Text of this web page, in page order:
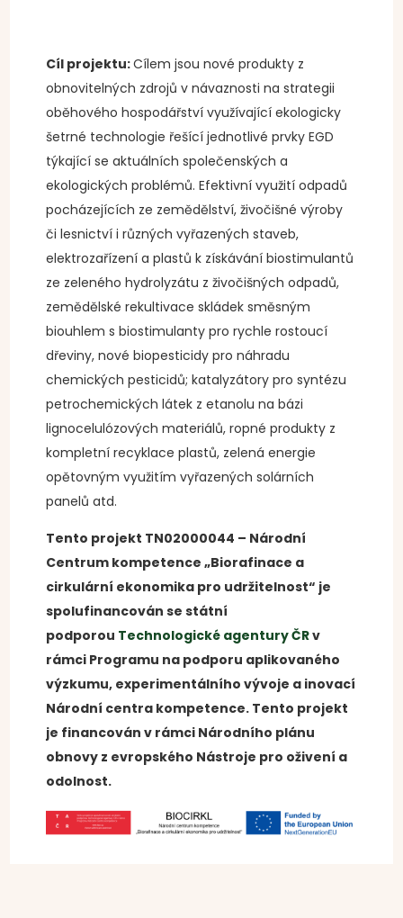
Cíl projektu:Cílem jsou nové produkty z
obnovitelných zdrojů v návaznosti na strategii
oběhového hospodářství využívající ekologicky
šetrné technologie řešící jednotlivé prvky EGD
týkající se aktuálních společenských a
ekologických problémů. Efektivní využití odpadů
pocházejících ze zemědělství, živočišné výroby
či lesnictví i různých vyřazených staveb,
elektrozařízení a plastů k získávání biostimulantů
ze zeleného hydrolyzátu z živočišných odpadů,
zemědělské rekultivace skládek směsným
biouhlem s biostimulanty pro rychle rostoucí
dřeviny, nové biopesticidy pro náhradu
chemických pesticidů; katalyzátory pro syntézu
petrochemických látek z etanolu na bázi
lignocelulózových materiálů, ropné produkty z
kompletní recyklace plastů, zelená energie
opětovným využitím vyřazených solárních
panelů atd.
Tento projekt TN02000044 – Národní
Centrum kompetence „Biorafinace a
cirkulární ekonomika pro udržitelnost“ je
spolufinancován se státní
podporou Technologické agentury ČRv
rámci Programu na podporu aplikovaného
výzkumu, experimentálního vývoje a inovací
Národní centra kompetence. Tento projekt
je financován v rámci Národního plánu
obnovy z evropského Nástroje pro oživení a
odolnost.